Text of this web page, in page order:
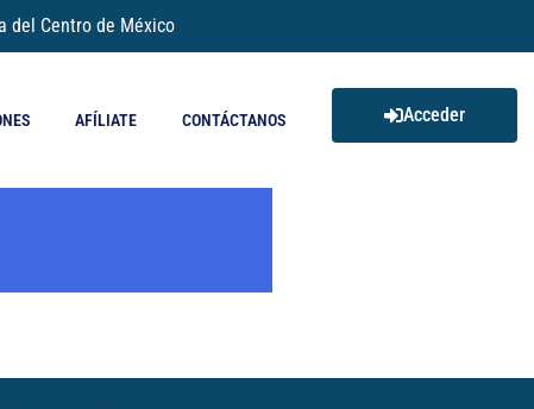
del Centro de México
AFÍLIATE CONTÁCTANOS Acceder